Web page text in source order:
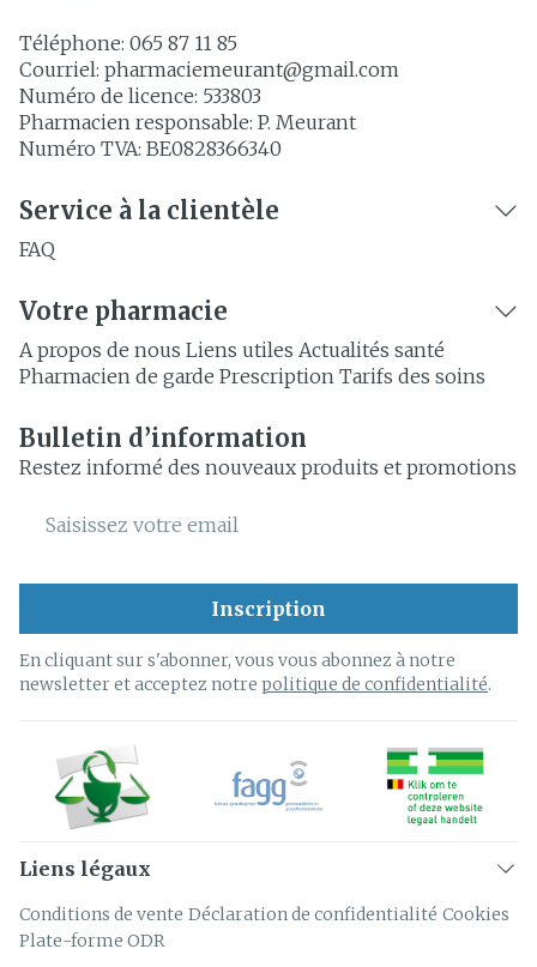
Téléphone: 065 87 11 85
Courriel: pharmaciemeurant@gmail.com
Numéro de licence: 533803
Pharmacien responsable: P. Meurant
Numéro TVA: BE0828366340
Service à la clientèle
FAQ
Votre pharmacie
A propos de nous Liens utiles Actualités santé
Pharmacien de garde Prescription Tarifs des soins
Bulletin d’information
Restez informé des nouveaux produits et promotions
Adresse mail
Inscription
En cliquant sur s'abonner, vous vous abonnez à notre
newsletter et acceptez notre politique de confidentialité.
Liens légaux
Conditions de vente Déclaration de confidentialité Cookies
Plate-forme ODR